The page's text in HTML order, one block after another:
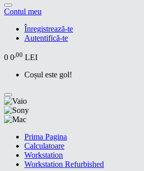
Contul meu
Înregistrează-te
Autentifică-te
0 0,00 LEI
Coșul este gol!
Prima Pagina
Calculatoare
Workstation
Workstation Refurbished